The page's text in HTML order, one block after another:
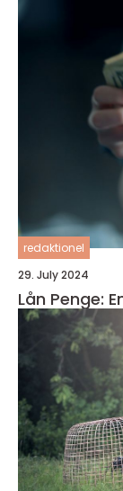
redaktionel
29. July 2024
Lån Penge: